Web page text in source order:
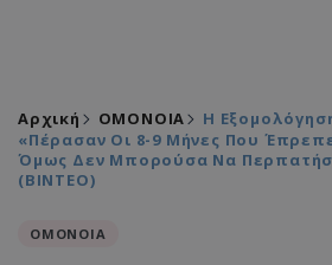
Αρχική ΟΜΟΝΟΙΑ
Η
«Πέρασαν Οι 8-9 Μήνες Που
Όμως Δεν Μπορούσα Να
(ΒΙΝΤΕΟ)
ΟΜΟΝΟΙΑ